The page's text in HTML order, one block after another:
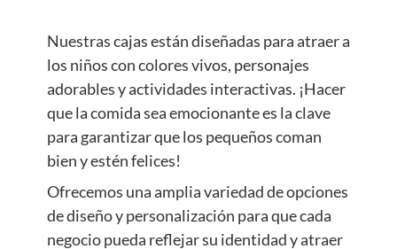
Nuestras cajas están diseñadas para atraer a
los niños con colores vivos, personajes
adorables y actividades interactivas. ¡Hacer
que la comida sea emocionante es la clave
para garantizar que los pequeños coman
bien y estén felices!
Ofrecemos una amplia variedad de opciones
de diseño y personalización para que cada
negocio pueda reflejar su identidad y atraer